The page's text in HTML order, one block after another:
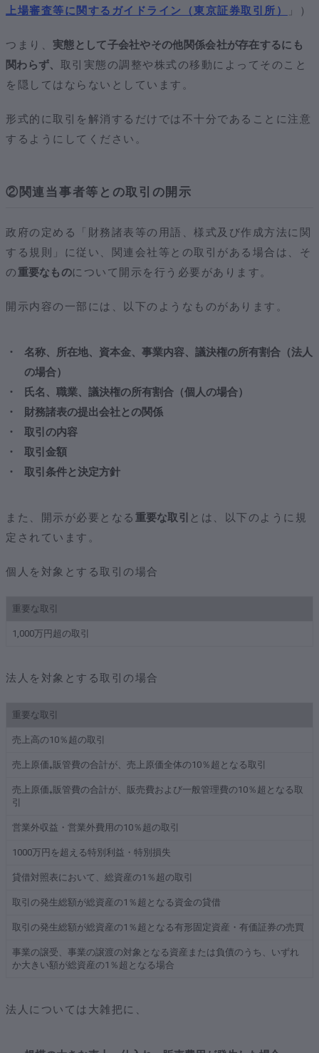
上場審査等に関するガイドライン（東京証券取引所）
」）
つまり、 実態として子会社やその他関係会社が存在するにも
関わらず、 取引実態の調整や株式の移動によってそのこと
を隠してはならないとしています。
形式的に取引を解消するだけでは不十分であることに注意
するようにしてください。
②関連当事者等との取引の開示
政府の定める「財務諸表等の用語、様式及び作成方法に関
する規則」に従い、関連会社等との取引がある場合は、そ
の重要なものについて開示を行う必要があります。
開示内容の一部には、以下のようなものがあります。
名称、所在地、資本金、事業内容、議決権の所有割合（法人
の場合）
氏名、職業、議決権の所有割合（個人の場合）
財務諸表の提出会社との関係
取引の内容
取引金額
取引条件と決定方針
また、開示が必要となる 重要な取引 とは、以下のように規
定されています。
個人を対象とする取引の場合
重要な取引
1,000万円超の取引
法人を対象とする取引の場合
重要な取引
売上高の10％超の取引
売上原価₊販管費の合計が、売上原価全体の10％超となる取引
売上原価₊販管費の合計が、販売費および一般管理費の10％超となる取
引
営業外収益・営業外費用の10％超の取引
1000万円を超える特別利益・特別損失
貸借対照表において、総資産の1％超の取引
取引の発生総額が総資産の1％超となる資金の貸借
取引の発生総額が総資産の1％超となる有形固定資産・有価証券の売買
事業の譲受、事業の譲渡の対象となる資産または負債のうち、いずれ
か大きい額が総資産の1％超となる場合
法人については大雑把に、